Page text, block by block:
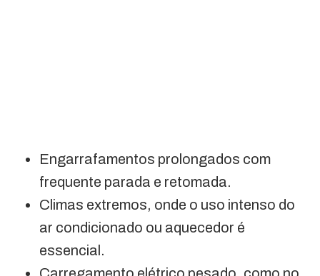
Engarrafamentos prolongados com
frequente parada e retomada.
Climas extremos, onde o uso intenso do
ar condicionado ou aquecedor é
essencial.